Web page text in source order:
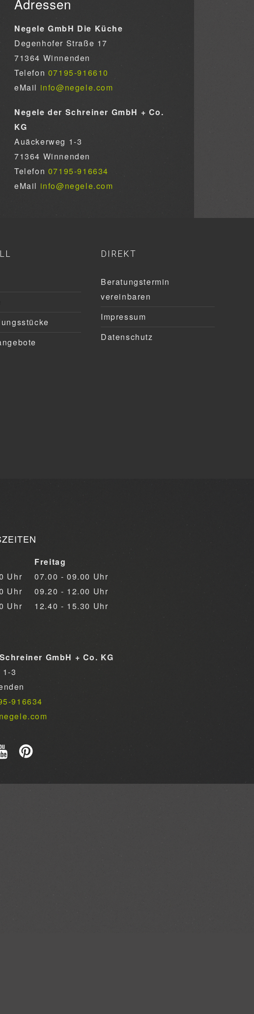
Adressen
Negele GmbH Die Küche
Degenhofer Straße 17
71364 Winnenden
Telefon 07195-916610
eMail info@negele.com
Negele der Schreiner GmbH + Co.
KG
Auäckerweg 1-3
71364 Winnenden
Telefon 07195-916634
eMail info@negele.com
DIREKT
Beratungstermin
vereinbaren
Impressum
Datenschutz
Uhr
Uhr
Uhr
Freitag
07.00 - 09.00 Uhr
09.20 - 12.00 Uhr
12.40 - 15.30 Uhr
GmbH + Co. KG
3
916634